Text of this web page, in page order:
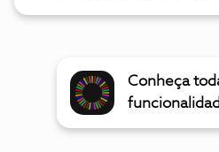
Conheça